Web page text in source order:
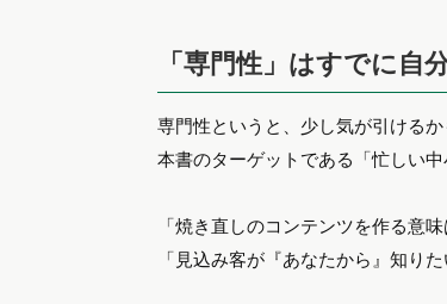
「専門性」はすでに自
専門性というと、少し気が引ける
本書のターゲットである「忙しい
「焼き直しのコンテンツを作る意味
「見込み客が『あなたから』知りた